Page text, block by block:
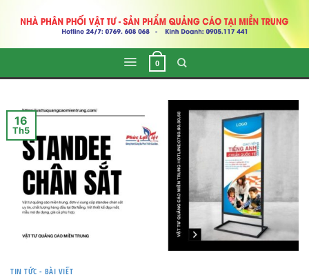
0
16
Th5
TIN TỨC - BÀI VIẾT